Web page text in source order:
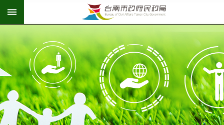
跳到主要內容區塊